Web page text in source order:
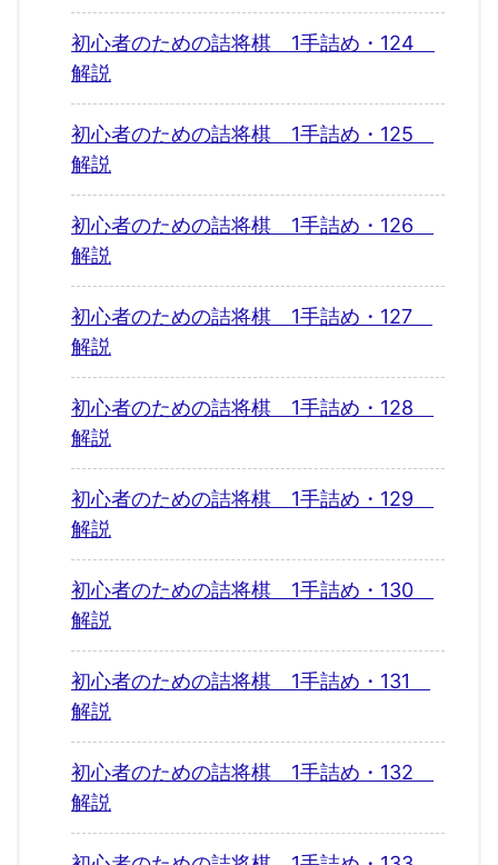
初心者のための詰将棋 1手詰め・124
解説
初心者のための詰将棋 1手詰め・125
解説
初心者のための詰将棋 1手詰め・126
解説
初心者のための詰将棋 1手詰め・127
解説
初心者のための詰将棋 1手詰め・128
解説
初心者のための詰将棋 1手詰め・129
解説
初心者のための詰将棋 1手詰め・130
解説
初心者のための詰将棋 1手詰め・131
解説
初心者のための詰将棋 1手詰め・132
解説